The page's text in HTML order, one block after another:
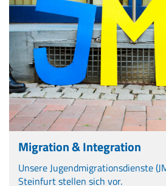
Migration & Integration
Unsere Jugendmigrationsdienste
Steinfurt stellen sich vor.